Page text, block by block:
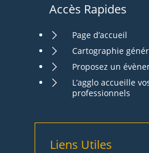
Accès Rapides
Page d’accueil
Cartographie
Proposez un
L’agglo accueille
professionnels
Liens Utiles